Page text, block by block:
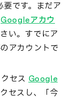
です。まだア
Googleアカウ
い。すでにア
アカウントで
セス Google
セスし、「今